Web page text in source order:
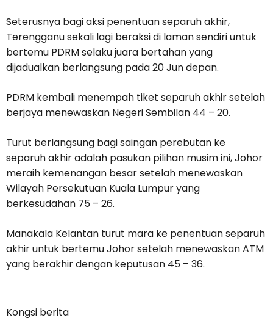
Seterusnya bagi aksi penentuan separuh akhir,
Terengganu sekali lagi beraksi di laman sendiri untuk
bertemu PDRM selaku juara bertahan yang
dijadualkan berlangsung pada 20 Jun depan.
PDRM kembali menempah tiket separuh akhir setelah
berjaya menewaskan Negeri Sembilan 44 – 20.
Turut berlangsung bagi saingan perebutan ke
separuh akhir adalah pasukan pilihan musim ini, Johor
meraih kemenangan besar setelah menewaskan
Wilayah Persekutuan Kuala Lumpur yang
berkesudahan 75 – 26.
Manakala Kelantan turut mara ke penentuan separuh
akhir untuk bertemu Johor setelah menewaskan ATM
yang berakhir dengan keputusan 45 – 36.
Kongsi berita